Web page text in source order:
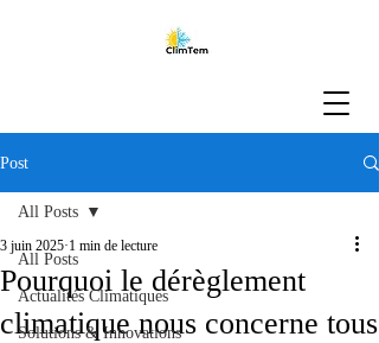
Post
All Posts
Actualités Climatiques
Solutions & Innovations
All Posts
Pourquoi le dérèglement
climatique nous concerne tous
3 juin 2025 1 min de lecture